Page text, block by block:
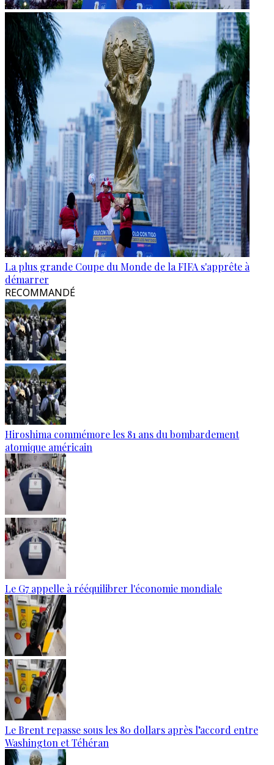
La plus grande Coupe du Monde de la FIFA s'apprête à
démarrer
RECOMMANDÉ
Hiroshima commémore les 81 ans du bombardement
atomique américain
Le G7 appelle à rééquilibrer l'économie mondiale
Le Brent repasse sous les 80 dollars après l’accord entre
Washington et Téhéran